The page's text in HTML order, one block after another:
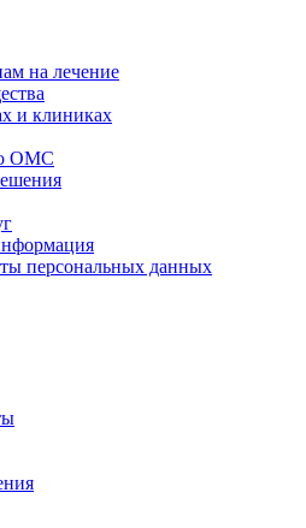
на лечение
и клиниках
ОМС
персональных данных